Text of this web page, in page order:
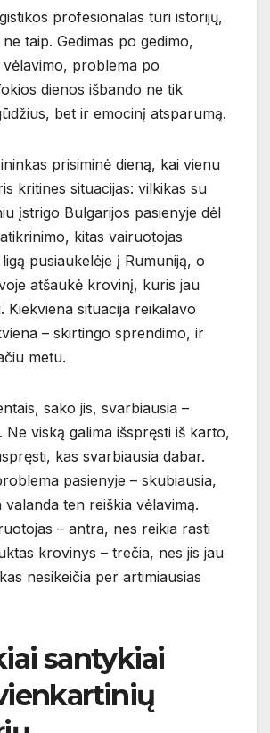
profesionalas turi istorijų,
taip. Gedimas po gedimo,
problema po
dienos išbando ne tik
bet ir emocinį atsparumą.
prisiminė dieną, kai vienu
kritines situacijas: vilkikas su
įstrigo Bulgarijos pasienyje dėl
kitas vairuotojas
pusiaukelėje į Rumuniją, o
atšaukė krovinį, kuris jau
Kiekviena situacija reikalavo
– skirtingo sprendimo, ir
metu.
sako jis, svarbiausia –
Ne viską galima išspręsti iš karto,
kas svarbiausia dabar.
pasienyje – skubiausia,
valanda ten reiškia vėlavimą.
– antra, nes reikia rasti
krovinys – trečia, nes jis jau
nesikeičia per artimiausias
santykiai